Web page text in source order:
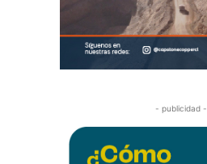
- publicidad -